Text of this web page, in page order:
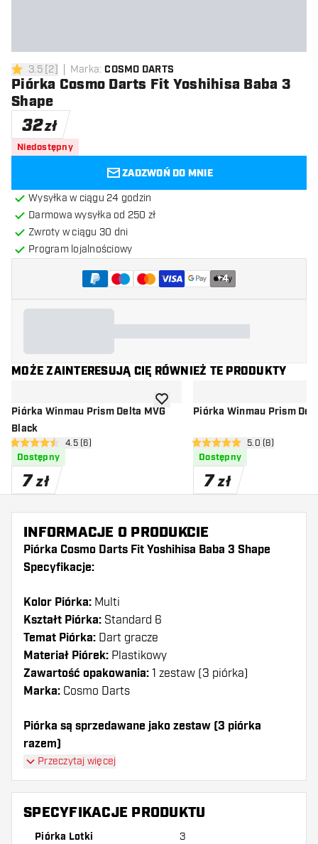
3.5 gwiazdki oceny
3.5[2] Marka: COSMO DARTS
Piórka Cosmo Darts Fit Yoshihisa Baba 3
Shape
32zł
Niedostępny
ZADZWOŃ DO MNIE
Wysyłka w ciągu 24 godzin
Darmowa wysyłka od 250 zł
Zwroty w ciągu 30 dni
Program lojalnościowy
+4
MOŻE ZAINTERESUJĄ CIĘ RÓWNIEŻ TE PRODUKTY
Piórka Winmau Prism Delta MVG
Black
otwórz panel recenzji
4.5 gwiazdki oceny
4.5 (6)
Dostępny
7 zł
dodaj do listy życzeń
Piórka Winmau Prism
otwórz panel
5 gwiazdki oceny5.0 (8)
Dostępny
7 zł
INFORMACJE O PRODUKCIE
Piórka Cosmo Darts Fit Yoshihisa Baba 3 Shape
Specyfikacje:
Kolor Piórka: Multi
Kształt Piórka: Standard 6
Temat Piórka: Dart gracze
Materiał Piórek: Plastikowy
Zawartość opakowania: 1 zestaw (3 piórka)
Marka: Cosmo Darts
Piórka są sprzedawane jako zestaw (3 piórka
razem)
Piórka Cosmo Darts Fit Yoshihisa Baba 3 Shape
mają długą żywotność. Te piórka mogą być używane
tylko z shafty Cosmo Fit.
Dartshopper tip!
Przeczytaj więcej
SPECYFIKACJE PRODUKTU
Piórka Lotki 3